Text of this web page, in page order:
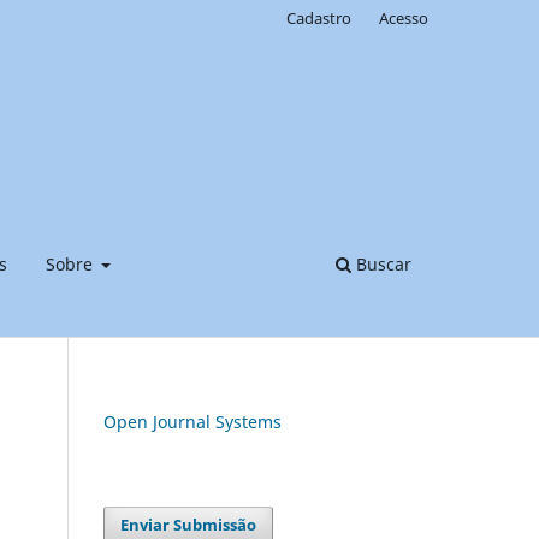
Sobre Buscar
Cadastro Acesso
Open Journal Systems
Enviar Submissão